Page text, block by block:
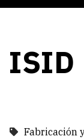
ISID
Fabricación